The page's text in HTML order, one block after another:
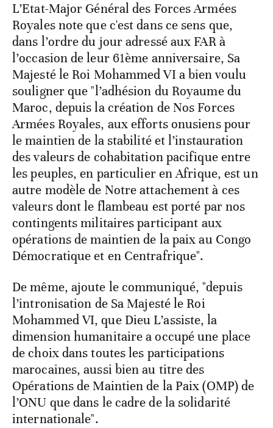
L’Etat-Major Général des Forces Armées
Royales note que c'est dans ce sens que,
dans l’ordre du jour adressé aux FAR à
l’occasion de leur 61ème anniversaire, Sa
Majesté le Roi Mohammed VI a bien voulu
souligner que "l’adhésion du Royaume du
Maroc, depuis la création de Nos Forces
Armées Royales, aux efforts onusiens pour
le maintien de la stabilité et l’instauration
des valeurs de cohabitation pacifique entre
les peuples, en particulier en Afrique, est un
autre modèle de Notre attachement à ces
valeurs dont le flambeau est porté par nos
contingents militaires participant aux
opérations de maintien de la paix au Congo
Démocratique et en Centrafrique".
De même, ajoute le communiqué, "depuis
l’intronisation de Sa Majesté le Roi
Mohammed VI, que Dieu L’assiste, la
dimension humanitaire a occupé une place
de choix dans toutes les participations
marocaines, aussi bien au titre des
Opérations de Maintien de la Paix (OMP) de
l’ONU que dans le cadre de la solidarité
internationale".